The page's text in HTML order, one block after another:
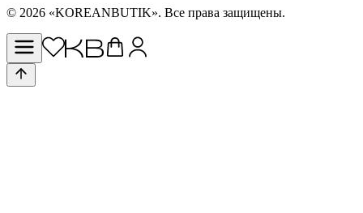
© 2026 «KOREANBUTIK». Все права защищены.